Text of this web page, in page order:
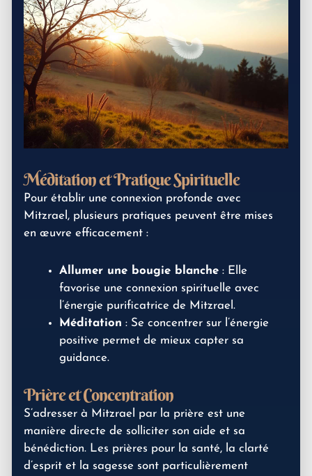
Méditation et Pratique Spirituelle
Pour établir une connexion profonde avec
Mitzrael, plusieurs pratiques peuvent être mises
en œuvre efficacement :
Allumer une bougie blanche : Elle
favorise une connexion spirituelle avec
l’énergie purificatrice de Mitzrael.
Méditation : Se concentrer sur l’énergie
positive permet de mieux capter sa
guidance.
Prière et Concentration
S’adresser à Mitzrael par la prière est une
manière directe de solliciter son aide et sa
bénédiction. Les prières pour la santé, la clarté
d’esprit et la sagesse sont particulièrement